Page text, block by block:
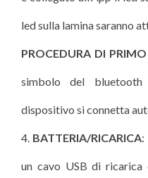
led sulla lamina saranno
PROCEDURA DI
simbolo del
dispositivo si connetta
BATTERIA/RICARICA:
un cavo USB di ricarica